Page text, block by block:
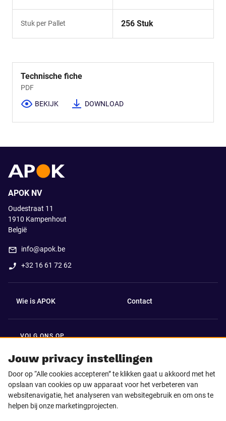
Stuk per Pallet 256 Stuk
Technische fiche
PDF
BEKIJK DOWNLOAD
Jouw privacy instellingen
Door op “Alle cookies accepteren” te klikken gaat u akkoord met het
opslaan van cookies op uw apparaat voor het verbeteren van
websitenavigatie, het analyseren van websitegebruik en om ons te
helpen bij onze marketingprojecten.
APOK NV
Oudestraat 11
1910 Kampenhout
België
info@apok.be
+32 16 61 72 62
Wie is APOK Contact
VOLG ONS OP
Facebook LinkedIn
Instagram TikTok